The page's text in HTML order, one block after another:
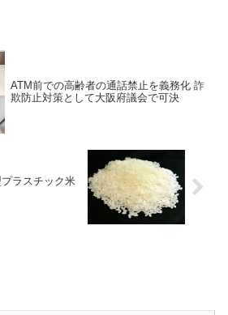
ATM前での高齢者の通話禁止を義務化 詐
欺防止対策として大阪府議会で可決
ラスチック米